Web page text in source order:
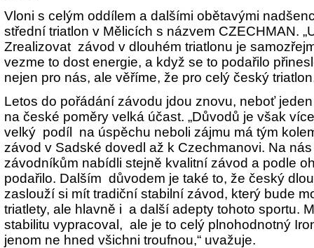
Vloni s celým oddílem a dalšími obětavými
střední triatlon v Mělicích s názvem CZECHMAN.
Zrealizovat závod v dlouhém triatlonu je
vezme to dost energie, a když se to podařilo
nejen pro nás, ale věříme, že pro celý český
Letos do pořádání závodu jdou znovu, neboť
na české poměry velká účast. „Důvodů je však
velký podíl na úspěchu neboli zájmu má tým
závod v Sadské dovedl až k Czechmanovi. Na
závodníkům nabídli stejně kvalitní závod a podle
podařilo. Dalším důvodem je také to, že český
zaslouží si mít tradiční stabilní závod, který bude
triatlety, ale hlavně i a další adepty tohoto sportu.
stabilitu vypracoval, ale je to celý plnohodnotný
jenom ne hned všichni troufnou,“ uvažuje.